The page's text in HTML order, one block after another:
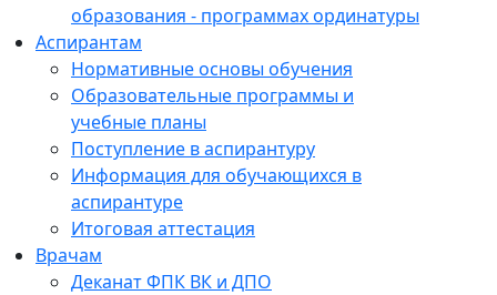
образования - программах ординатуры
Аспирантам
Нормативные основы обучения
Образовательные программы и
учебные планы
Поступление в аспирантуру
Информация для обучающихся в
аспирантуре
Итоговая аттестация
Врачам
Деканат ФПК ВК и ДПО